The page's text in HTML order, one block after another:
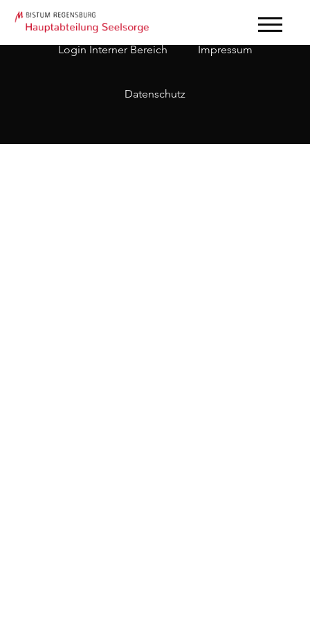
Login Interner Bereich Impressum
Datenschutz